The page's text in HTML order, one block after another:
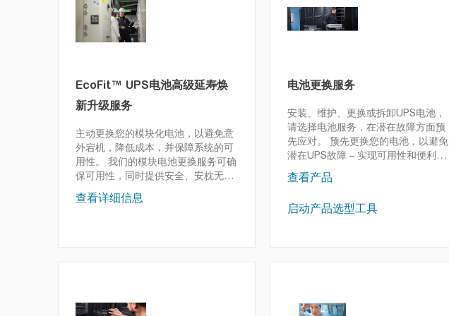
EcoFit™ UPS电池高级延寿焕
新升级服务
主动更换您的模块化电池，以避免意
外宕机，降低成本，并保障系统的可
用性。
我们的模块电池更换服务可确
保可用性，同时提供安全、安枕无忧
和方便。
查看详细信息
电池更换服务
安装、维护、更换或拆卸UPS电池，
请选择电池服务，在潜在故障方面预
先应对。
预先更换您的电池，以避免
潜在UPS故障 – 实现可用性和便利
性，令您高枕无忧
查看产品
启动产品选型工具